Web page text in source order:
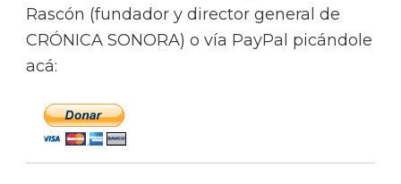
Rascón (fundador y director general de
CRÓNICA SONORA) o vía PayPal picándole
acá: